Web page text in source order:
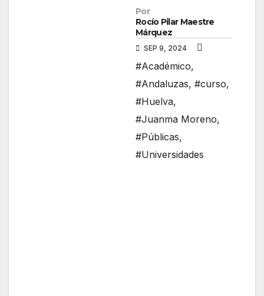
Por
Rocío Pilar Maestre
Márquez
SEP 9, 2024
#Académico,
#Andaluzas, #curso,
#Huelva,
#Juanma Moreno,
#Públicas,
#Universidades